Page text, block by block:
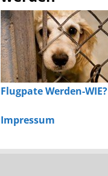
Flugpate Werden-WIE?
Impressum